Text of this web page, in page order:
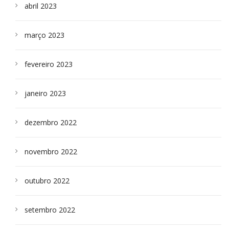
abril 2023
março 2023
fevereiro 2023
janeiro 2023
dezembro 2022
novembro 2022
outubro 2022
setembro 2022